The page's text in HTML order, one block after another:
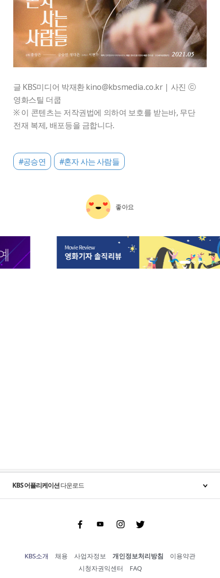
글 KBS미디어 박재환 kino@kbsmedia.co.kr | 사진 ⓒ
영화스틸 더쿱
※ 이 콘텐츠는 저작권법에 의하여 보호를 받는바, 무단
전재 복제, 배포등을 금합니다.
#공승연 #혼자 사는 사람들
좋아요
1번 배너 보기
2번 배너 보기
KBS 어플리케이션다운로드
FacebookYoutubeInstgram Twitter
KBS소개 채용 사업자정보 개인정보처리방침
이용약관
시청자권익센터
FAQ